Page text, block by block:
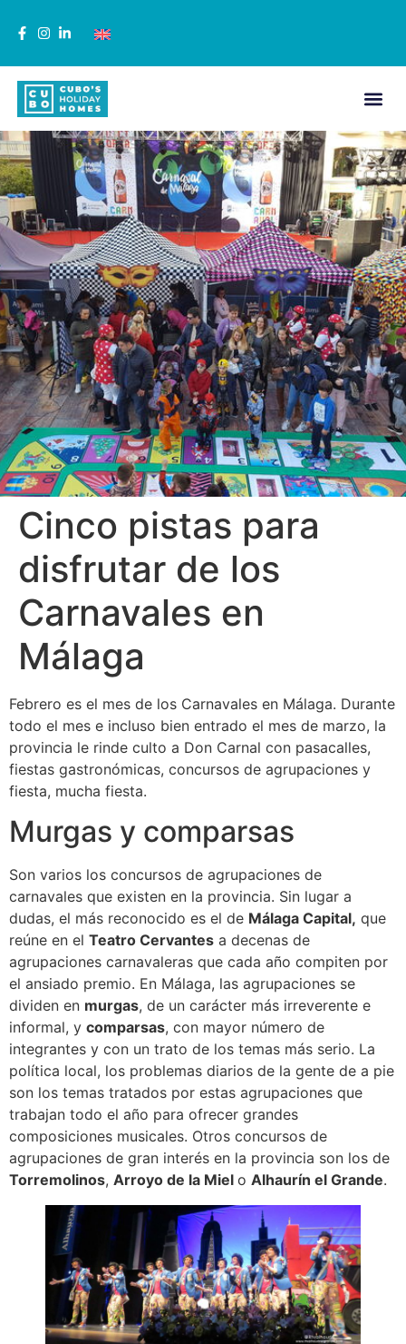
Cinco pistas para
disfrutar de los
Carnavales en
Málaga
Febrero es el mes de los Carnavales en Málaga. Durante
todo el mes e incluso bien entrado el mes de marzo, la
provincia le rinde culto a Don Carnal con pasacalles,
fiestas gastronómicas, concursos de agrupaciones y
fiesta, mucha fiesta.
Murgas y comparsas
Son varios los concursos de agrupaciones de
carnavales que existen en la provincia. Sin lugar a
dudas, el más reconocido es el de Málaga Capital, que
reúne en el Teatro Cervantes a decenas de
agrupaciones carnavaleras que cada año compiten por
el ansiado premio. En Málaga, las agrupaciones se
dividen en murgas, de un carácter más irreverente e
informal, y comparsas, con mayor número de
integrantes y con un trato de los temas más serio. La
política local, los problemas diarios de la gente de a pie
son los temas tratados por estas agrupaciones que
trabajan todo el año para ofrecer grandes
composiciones musicales. Otros concursos de
agrupaciones de gran interés en la provincia son los de
Torremolinos, Arroyo de la Miel o Alhaurín el Grande.